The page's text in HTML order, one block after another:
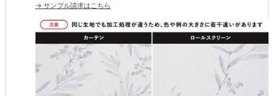
→ サンプル請求はこちら